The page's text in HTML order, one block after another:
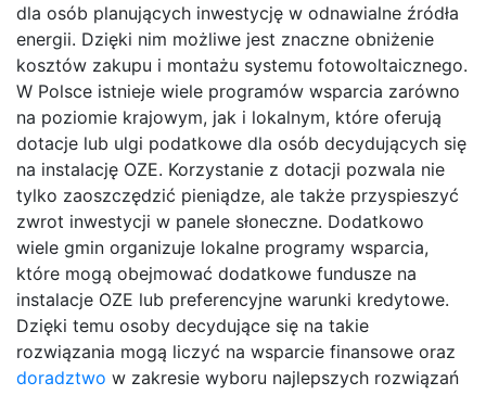
dla osób planujących inwestycję w odnawialne źródła
energii. Dzięki nim możliwe jest znaczne obniżenie
kosztów zakupu i montażu systemu fotowoltaicznego.
W Polsce istnieje wiele programów wsparcia zarówno
na poziomie krajowym, jak i lokalnym, które oferują
dotacje lub ulgi podatkowe dla osób decydujących się
na instalację OZE. Korzystanie z dotacji pozwala nie
tylko zaoszczędzić pieniądze, ale także przyspieszyć
zwrot inwestycji w panele słoneczne. Dodatkowo
wiele gmin organizuje lokalne programy wsparcia,
które mogą obejmować dodatkowe fundusze na
instalacje OZE lub preferencyjne warunki kredytowe.
Dzięki temu osoby decydujące się na takie
rozwiązania mogą liczyć na wsparcie finansowe oraz
doradztwo w zakresie wyboru najlepszych rozwiązań